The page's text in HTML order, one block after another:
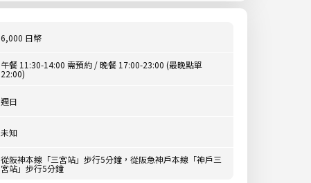
6,000 日幣
午餐 11:30-14:00 需預約 / 晚餐 17:00-23:00 (最晚點單
22:00)
週日
未知
從阪神本線「三宮站」步行5分鐘，從阪急神戶本線「神戶三
宮站」步行5分鐘